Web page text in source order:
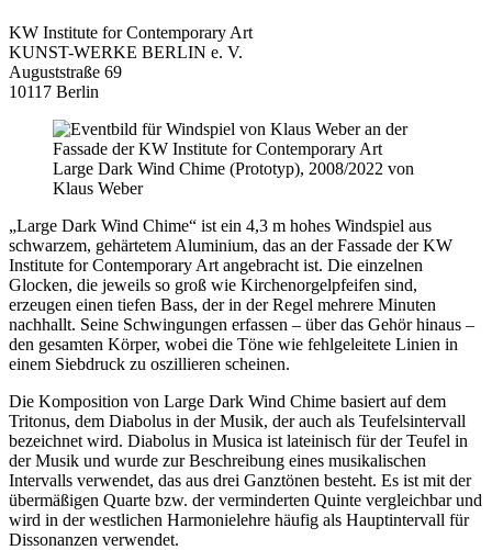
KW Institute for Contemporary Art
KUNST-WERKE BERLIN e. V.
Auguststraße 69
10117 Berlin
Large Dark Wind Chime (Prototyp), 2008/2022 von
Klaus Weber
„Large Dark Wind Chime“ ist ein 4,3 m hohes Windspiel aus
schwarzem, gehärtetem Aluminium, das an der Fassade der KW
Institute for Contemporary Art angebracht ist. Die einzelnen
Glocken, die jeweils so groß wie Kirchenorgelpfeifen sind,
erzeugen einen tiefen Bass, der in der Regel mehrere Minuten
nachhallt. Seine Schwingungen erfassen – über das Gehör hinaus –
den gesamten Körper, wobei die Töne wie fehlgeleitete Linien in
einem Siebdruck zu oszillieren scheinen.
Die Komposition von Large Dark Wind Chime basiert auf dem
Tritonus, dem Diabolus in der Musik, der auch als Teufelsintervall
bezeichnet wird. Diabolus in Musica ist lateinisch für der Teufel in
der Musik und wurde zur Beschreibung eines musikalischen
Intervalls verwendet, das aus drei Ganztönen besteht. Es ist mit der
übermäßigen Quarte bzw. der verminderten Quinte vergleichbar und
wird in der westlichen Harmonielehre häufig als Hauptintervall für
Dissonanzen verwendet.